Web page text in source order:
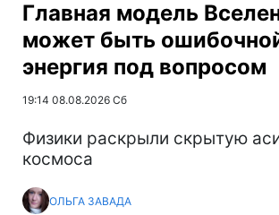
Главная модель
может быть
энергия под вопросом
19:14 08.08.2026 Сб
Физики раскрыли скрытую
космоса
ОЛЬГА ЗАВАДА